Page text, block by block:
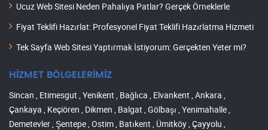
Ucuz Web Sitesi Neden Pahalıya Patlar? Gerçek Örneklerle
Fiyat Teklifi Hazırlat: Profesyonel Fiyat Teklifi Hazırlatma Hizmeti
Tek Sayfa Web Sitesi Yaptırmak İstiyorum: Gerçekten Yeter mi?
HİZMET BÖLGELERİMİZ
Sincan , Etimesgut , Yenikent , Bağlıca , Elvankent , Ankara ,
Çankaya , Keçiören , Dikmen , Balgat , Gölbaşı , Yenimahalle ,
Demetevler , Şentepe , Ostim , Batıkent , Ümitköy , Çayyolu ,